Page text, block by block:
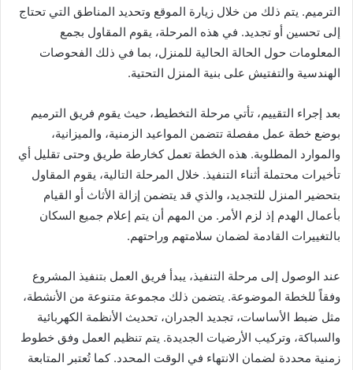
الترميم. يتم ذلك من خلال زيارة الموقع وتحديد المناطق التي تحتاج
إلى تحسين أو تجديد. في هذه المرحلة، يقوم المقاول بجمع
المعلومات حول الحالة الحالية للمنزل، بما في ذلك الفحوصات
الهندسية والتفتيش على بنية المنزل التحتية.
بعد إجراء التقييم، تأتي مرحلة التخطيط، حيث يقوم فريق الترميم
بوضع خطة عمل مفصلة تتضمن المواعيد الزمنية، والميزانية،
والموارد المطلوبة. هذه الخطة تعمل كخارطة طريق وحتى تقليل أي
تأخيرات محتملة أثناء التنفيذ. خلال المرحلة التالية، يقوم المقاول
بتحضير المنزل للتجديد، والذي قد يتضمن إزالة الأثاث أو القيام
بأعمال الهدم إذ لزم الأمر. من المهم أن يتم إعلام جميع السكان
بالتغييرات القادمة لضمان سلامتهم وراحتهم.
عند الوصول إلى مرحلة التنفيذ، يبدأ فريق العمل بتنفيذ المشروع
وفقاً للخطة الموضوعة. يتضمن ذلك مجموعة متنوعة من الأنشطة،
مثل ضبط الأساسات، تجديد الجدران، تحديث الأنظمة الكهربائية
والسباكة، وتركيب الأرضيات الجديدة. يتم تنظيم العمل وفق خطوط
زمنية محددة لضمان الانتهاء في الوقت المحدد. كما تُعتبر المتابعة